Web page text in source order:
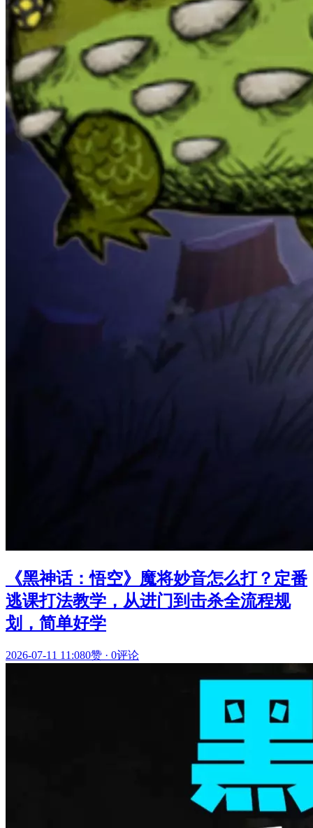
《黑神话：悟空》魔将妙音怎么打？定番
逃课打法教学，从进门到击杀全流程规
划，简单好学
2026-07-11 11:080赞 · 0评论